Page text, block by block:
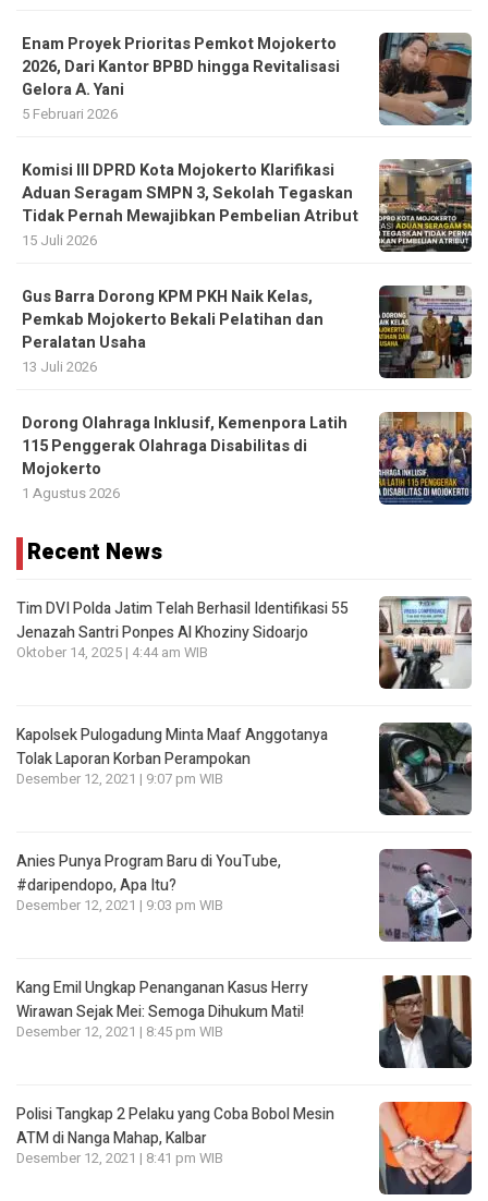
Enam Proyek Prioritas Pemkot Mojokerto
2026, Dari Kantor BPBD hingga Revitalisasi
Gelora A. Yani
5 Februari 2026
Komisi III DPRD Kota Mojokerto Klarifikasi
Aduan Seragam SMPN 3, Sekolah Tegaskan
Tidak Pernah Mewajibkan Pembelian Atribut
15 Juli 2026
Gus Barra Dorong KPM PKH Naik Kelas,
Pemkab Mojokerto Bekali Pelatihan dan
Peralatan Usaha
13 Juli 2026
Dorong Olahraga Inklusif, Kemenpora Latih
115 Penggerak Olahraga Disabilitas di
Mojokerto
1 Agustus 2026
Recent News
Tim DVI Polda Jatim Telah Berhasil Identifikasi 55
Jenazah Santri Ponpes Al Khoziny Sidoarjo
Oktober 14, 2025 | 4:44 am WIB
Kapolsek Pulogadung Minta Maaf Anggotanya
Tolak Laporan Korban Perampokan
Desember 12, 2021 | 9:07 pm WIB
Anies Punya Program Baru di YouTube,
#daripendopo, Apa Itu?
Desember 12, 2021 | 9:03 pm WIB
Kang Emil Ungkap Penanganan Kasus Herry
Wirawan Sejak Mei: Semoga Dihukum Mati!
Desember 12, 2021 | 8:45 pm WIB
Polisi Tangkap 2 Pelaku yang Coba Bobol Mesin
ATM di Nanga Mahap, Kalbar
Desember 12, 2021 | 8:41 pm WIB